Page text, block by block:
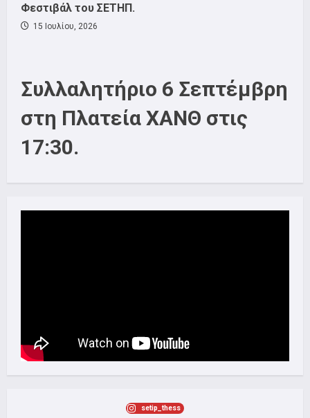
Φεστιβάλ του ΣΕΤΗΠ.
15 Ιουλίου, 2026
Συλλαλητήριο 6 Σεπτέμβρη
στη Πλατεία ΧΑΝΘ στις
17:30.
setip_thess